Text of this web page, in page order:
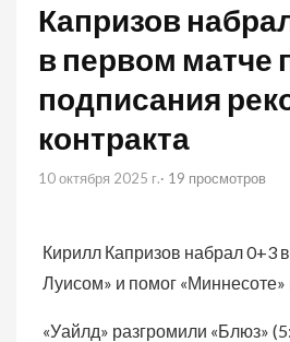
Капризов
в первом матче
подписания
контракта
10 октября 2025 г.· 19 просмотров
Кирилл Капризов набрал 0+3
Луисом» и помог «Миннесоте»
«Уайлд» разгромили «Блюз»